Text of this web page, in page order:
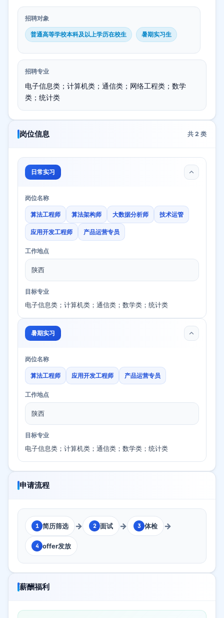
招聘对象
普通高等学校本科及以上学历在校生 暑期实习生
招聘专业
电子信息类；计算机类；通信类；网络工程类；数学
类；统计类
岗位信息 共 2 类
日常实习
岗位名称
算法工程师 算法架构师 大数据分析师 技术运管
应用开发工程师 产品运营专员
工作地点
陕西
目标专业
电子信息类；计算机类；通信类；数学类；统计类
暑期实习
岗位名称
算法工程师 应用开发工程师 产品运营专员
工作地点
陕西
目标专业
电子信息类；计算机类；通信类；数学类；统计类
申请流程
1 简历筛选 → 2 面试 → 3 体检 →
4 offer发放
薪酬福利